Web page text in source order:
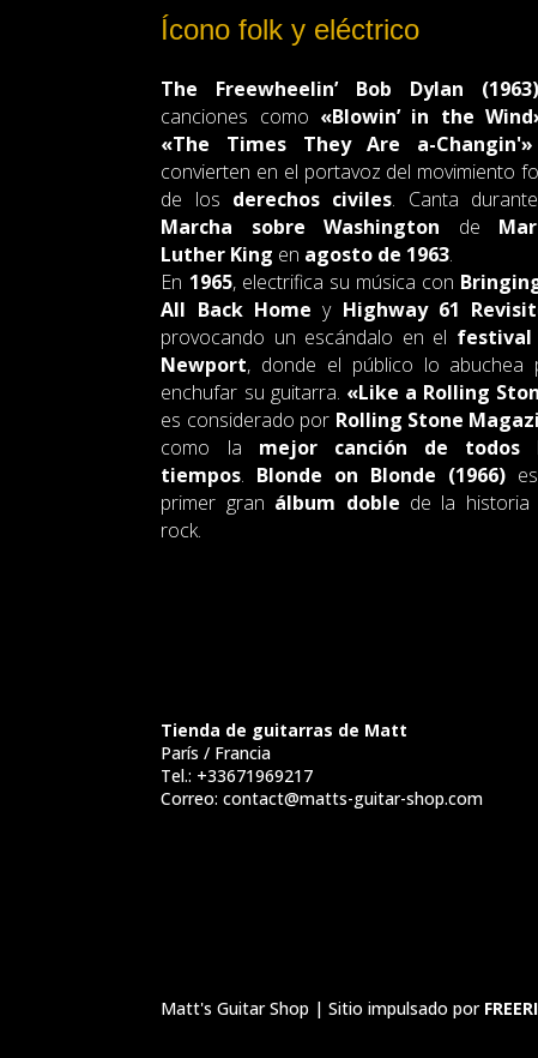
Ícono folk y eléctrico
The Freewheelin’ Bob Dylan (1963)
canciones como «Blowin’ in the
«The Times They Are a-Changin'»
convierten en el portavoz del movimiento
de los derechos civiles. Canta
Marcha sobre Washington de
Luther King en agosto de 1963.
En 1965, electrifica su música con
All Back Home y Highway 61
provocando un escándalo en el festival
Newport, donde el público lo abuchea
enchufar su guitarra. «Like a Rolling
es considerado por Rolling Stone
como la mejor canción de todos
tiempos. Blonde on Blonde (1966)
primer gran álbum doble de la historia
rock.
Tienda de guitarras de Matt
París / Francia
Tel.: +33671969217
Correo:contact@matts-guitar-shop.com
Matt's Guitar Shop | Sitio impulsado por